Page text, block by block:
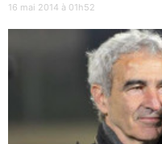
16 mai 2014 à 01h52